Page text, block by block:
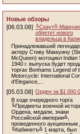
Новые обзоры
[06.03.08]
╚Скаут╩
обретет нового
владельца в
Принадлежавший
актеру Стиву Маккуину
McQueen) мотоцикл Indian
1940 г. выпуска будет
торгах Bonhams Legend of
Motorcycle: International
d'Elegance,...
[05.03.08] Орден за $1 000
В ходе очередного торга
╚Предметы военной
Ордена, медали, знаки
Российской империи╩,
проведенного
╚Кабинетъ╩ 1 марта, был